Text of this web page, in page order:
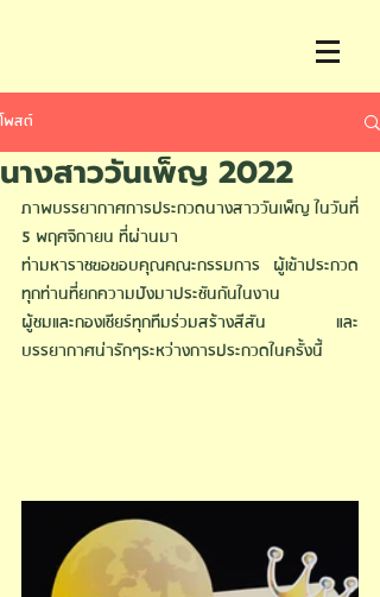
โพสต์
นางสาววันเพ็ญ 2022
ภาพบรรยากาศการประกวดนางสาววันเพ็ญ ในวันที่
5 พฤศจิกายน ที่ผ่านมา
ท่ามหาราชขอขอบคุณคณะกรรมการ ผู้เข้าประกวด
ทุกท่านที่ยกความปังมาประชันกันในงาน
ผู้ชมและกองเชียร์ทุกทีมร่วมสร้างสีสัน และ
บรรยากาศน่ารักๆระหว่างการประกวดในครั้งนี้